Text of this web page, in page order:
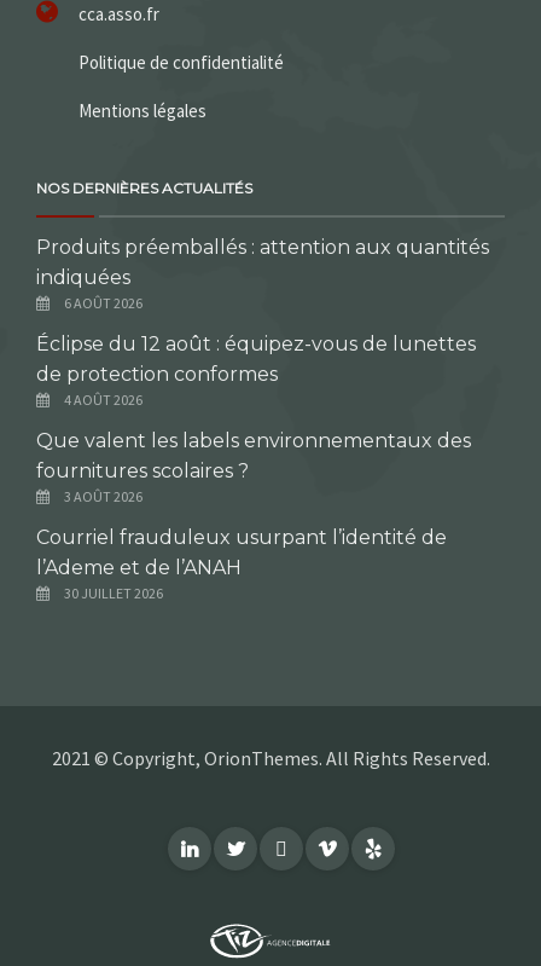
cca.asso.fr
Politique de confidentialité
Mentions légales
NOS DERNIÈRES ACTUALITÉS
Produits préemballés : attention aux quantités
indiquées
6 AOÛT 2026
Éclipse du 12 août : équipez-vous de lunettes
de protection conformes
4 AOÛT 2026
Que valent les labels environnementaux des
fournitures scolaires ?
3 AOÛT 2026
Courriel frauduleux usurpant l’identité de
l’Ademe et de l’ANAH
30 JUILLET 2026
2021 © Copyright, OrionThemes. All Rights Reserved.